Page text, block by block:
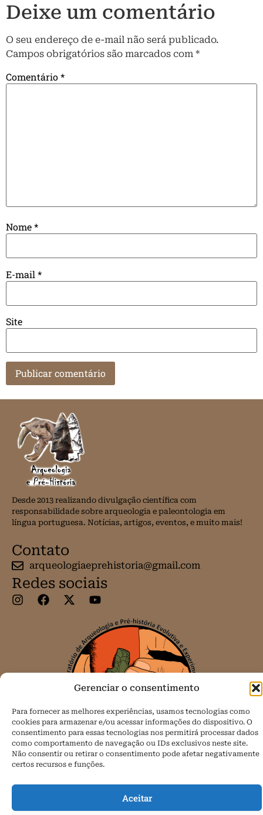
Gerenciar o consentimento
Para fornecer as melhores experiências, usamos tecnologias como
cookies para armazenar e/ou acessar informações do dispositivo. O
consentimento para essas tecnologias nos permitirá processar dados
como comportamento de navegação ou IDs exclusivos neste site.
Não consentir ou retirar o consentimento pode afetar negativamente
certos recursos e funções.
Aceitar
Deixe um comentário
O seu endereço de e-mail não será publicado.
Campos obrigatórios são marcados com *
Comentário*
Nome*
E-mail *
Site
Desde 2013 realizando divulgação científica com
responsabilidade sobre arqueologia e paleontologia em
língua portuguesa. Notícias, artigos, eventos, e muito mais!
Contato
arqueologiaeprehistoria@gmail.com
Redes sociais